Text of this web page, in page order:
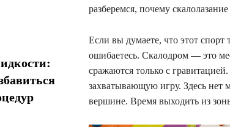
разберемся, почему
Если вы думаете, что этот
ошибаетесь. Скалодром — это
сражаются только с
захватывающую игру. Здесь нет
вершине. Время выходить из